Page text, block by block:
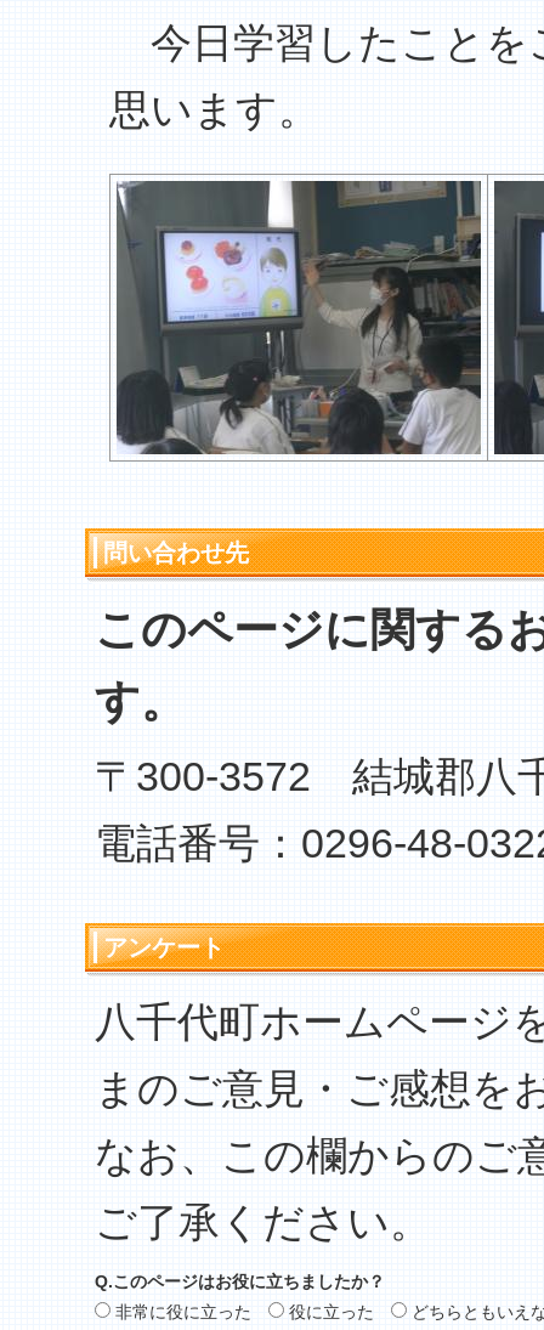
今日学習したことを
思います。
問い合わせ先
このページに関する
す。
〒300-3572 結城郡八
電話番号：0296-48-
アンケート
八千代町ホームページ
まのご意見・ご感想を
なお、この欄からのご
ご了承ください。
Q.このページはお役に立ちましたか？
非常に役に立った
役に立った
どちらともいえ